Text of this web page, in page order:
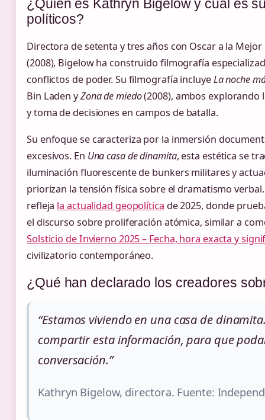
¿Quién es Kathryn Bigelow y cuál es
políticos?
Directora de setenta y tres años con Oscar a la
(2008), Bigelow ha construido filmografía
conflictos de poder. Su filmografía incluyeLa noche
Bin Laden yZona de miedo(2008), ambos explorando
y toma de decisiones en campos de batalla.
Su enfoque se caracteriza por la inmersión
excesivos. En Una casa de dinamita, esta estética se
iluminación fluorescente de bunkers militares y
priorizan la tensión física sobre el dramatismo
refleja la actualidad geopolítica de 2025, donde
el discurso sobre proliferación atómica, similar a
Solsticio de Invierno 2025 – Fecha, hora exacta y
civilizatorio contemporáneo.
¿Qué han declarado los creadores
“Estamos viviendo en una casa de
compartir esta información, para que
conversación.”
Kathryn Bigelow, directora. Fuente: